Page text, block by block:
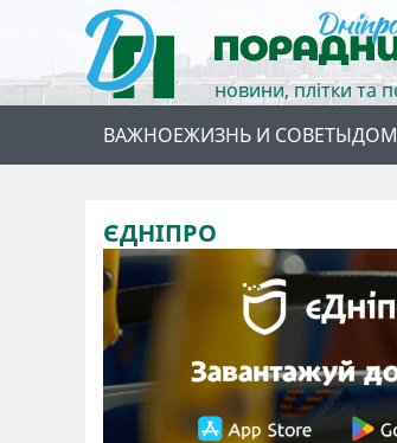
новини, плітки та
ВАЖНОЕЖИЗНЬ И СОВЕТЫ
ЄДНІПРО